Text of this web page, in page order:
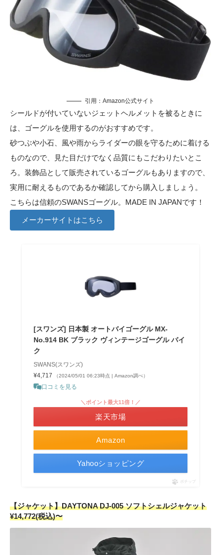
引用： Amazon公式サイト
シールドが付いていないジェットヘルメットを被るときに
は、ゴーグルを使用するのがおすすめです。
砂つぶや小石、風や雨からライダーの眼を守るために着ける
ものなので、見た目だけでなく品質にもこだわりたいとこ
ろ。装飾品として販売されているゴーグルもありますので、
実用に耐えるものであるか確認してから購入しましょう。
こちらは信頼のSWANSゴーグル。MADE IN JAPANです！
メーカーサイトはこちら
[スワンズ] 日本製 オートバイゴーグル MX-
No.914 BK ブラック ヴィンテージゴーグル バイ
ク
SWANS(スワンズ)
¥4,717
（2024/05/01 06:23時点 | Amazon調べ）
口コミを見る
Amazon
＼ポイント最大11倍！／
楽天市場
Yahooショッピング
ポチップ
【ジャケット】DAYTONA DJ-005 ソフトシェルジャケット
¥14,772(税込)〜